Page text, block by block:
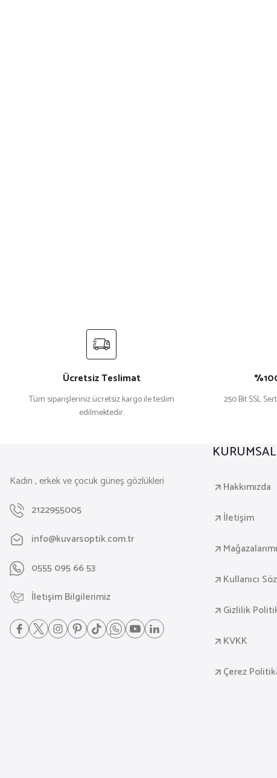
Ücretsiz Teslimat
Tüm siparişleriniz ücretsiz kargo ile teslim
edilmektedir.
250 Bit SSL
Kadın , erkek ve çocuk güneş gözlükleri
2122955005
info@kuvarsoptik.com.tr
0555 095 66 53
İletişim Bilgilerimiz
KURUMSAL
Hakkımızda
İletişim
Kullanıcı
Gizlilik
KVKK
Çerez